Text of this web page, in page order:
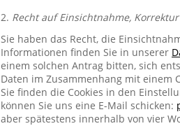
2. Recht auf Einsichtnahme,
Sie haben das Recht, die
Informationen finden Sie in unserer
einem solchen Antrag bitten, sich
Daten im Zusammenhang mit einem
Sie finden die Cookies in den
können Sie uns eine E-Mail schicken:
aber spätestens innerhalb von vier